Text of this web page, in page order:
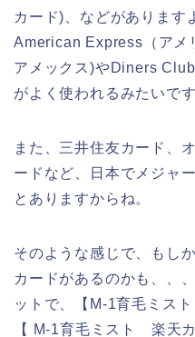
カード)、などがあります
American Express（アメ
アメックス)やDiners
がよく使われるみたいです
また、三井住友カード、
ードなど、日本でメジャ
とありますからね。
そのような感じで、もし
カードがあるのかも、、
ットで、【M-1育毛ミス
【 M-1育毛ミスト 楽天